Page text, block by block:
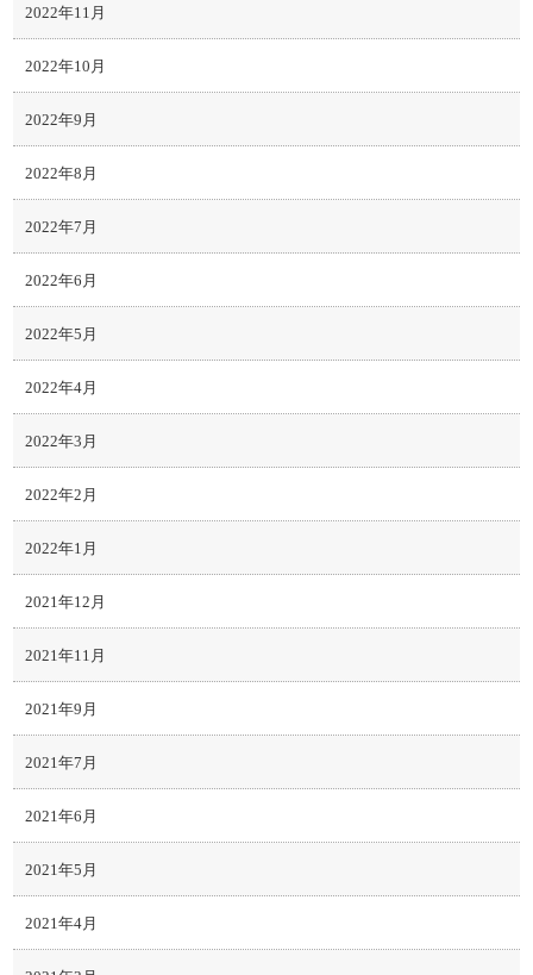
2022年11月
2022年10月
2022年9月
2022年8月
2022年7月
2022年6月
2022年5月
2022年4月
2022年3月
2022年2月
2022年1月
2021年12月
2021年11月
2021年9月
2021年7月
2021年6月
2021年5月
2021年4月